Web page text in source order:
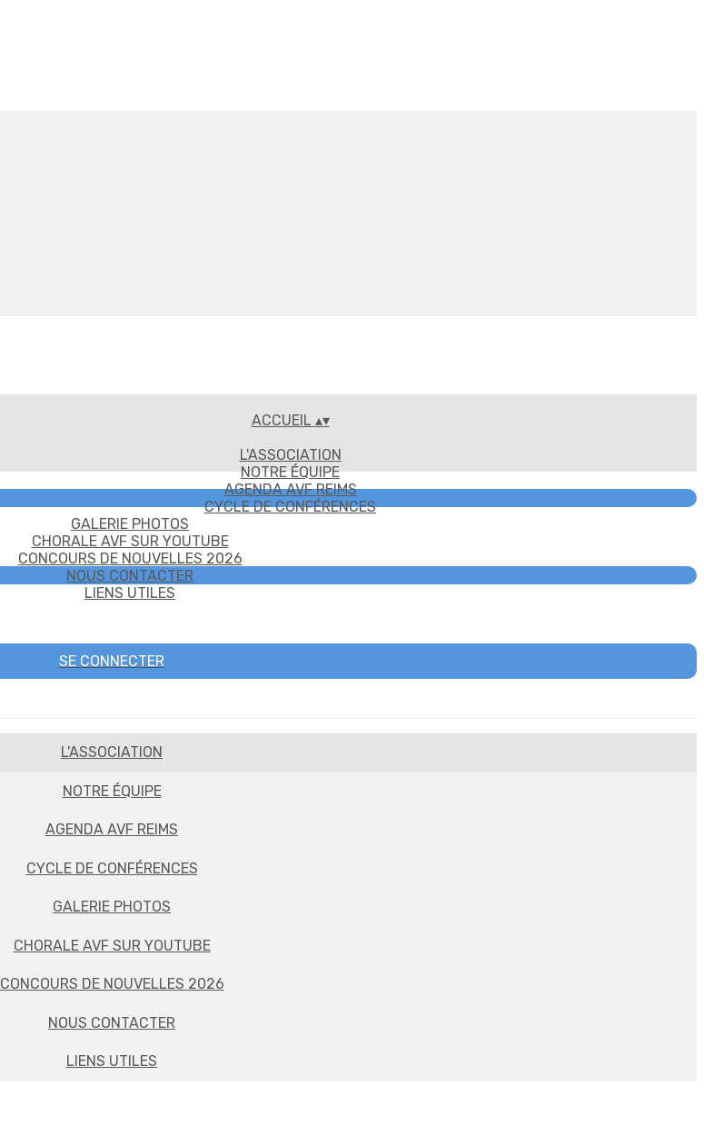
ACCUEIL ▴▾
L'ASSOCIATION
NOTRE ÉQUIPE
AGENDA AVF REIMS
CYCLE DE CONFÉRENCES
GALERIE PHOTOS
CHORALE AVF SUR YOUTUBE
CONCOURS DE NOUVELLES 2026
NOUS CONTACTER
LIENS UTILES
SE CONNECTER
L'ASSOCIATION
NOTRE ÉQUIPE
AGENDA AVF REIMS
CYCLE DE CONFÉRENCES
GALERIE PHOTOS
CHORALE AVF SUR YOUTUBE
CONCOURS DE NOUVELLES 2026
NOUS CONTACTER
LIENS UTILES